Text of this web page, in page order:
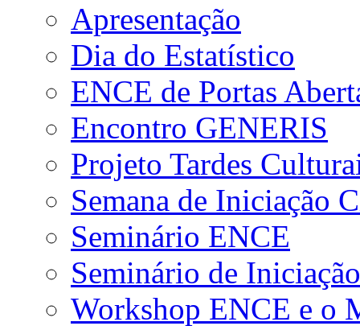
Apresentação
Dia do Estatístico
ENCE de Portas
Encontro GENERIS
Projeto Tardes
Semana de Iniciação
Seminário ENCE
Seminário de
Workshop ENCE e o